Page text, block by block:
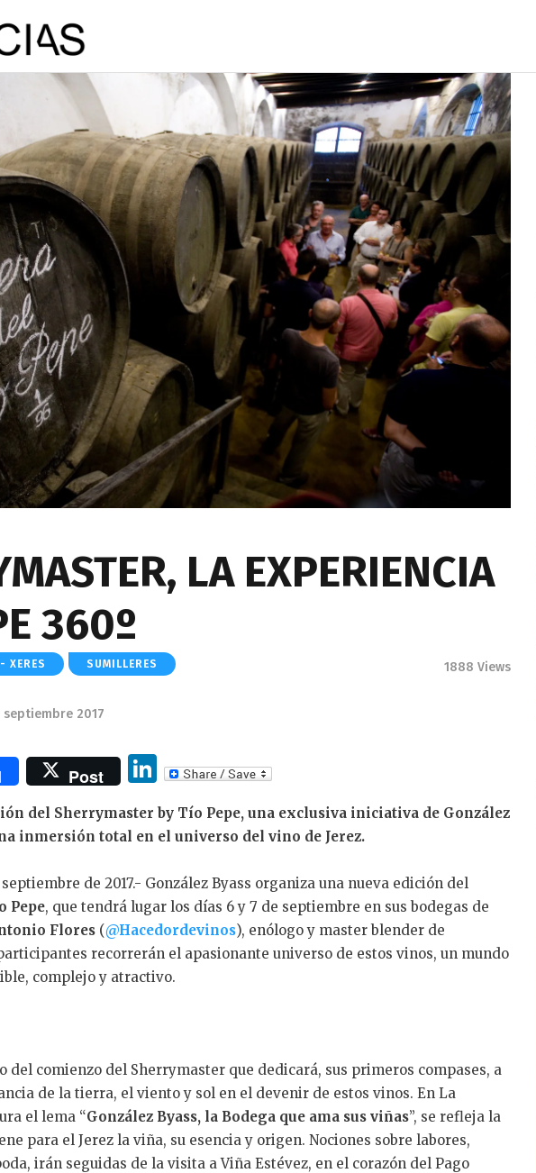
LA EXPERIENCIA
360º
XERES SUMILLERES
septiembre 2017
1888 Views
Post
Li
n
k
dI
n
del Sherrymaster by Tío Pepe, una exclusiva iniciativa de González
inmersión total en el universo del vino de Jerez.
de 2017.- González Byass organiza una nueva edición del
Pepe, que tendrá lugar los días 6 y 7 de septiembre en sus bodegas de
Flores (@Hacedordevinos), enólogo y master blender de
recorrerán el apasionante universo de estos vinos, un mundo
complejo y atractivo.
del comienzo del Sherrymaster que dedicará, sus primeros compases, a
de la tierra, el viento y sol en el devenir de estos vinos. En La
el lema “González Byass, la Bodega que ama sus viñas”, se refleja la
para el Jerez la viña, su esencia y origen. Nociones sobre labores,
irán seguidas de la visita a Viña Estévez, en el corazón del Pago